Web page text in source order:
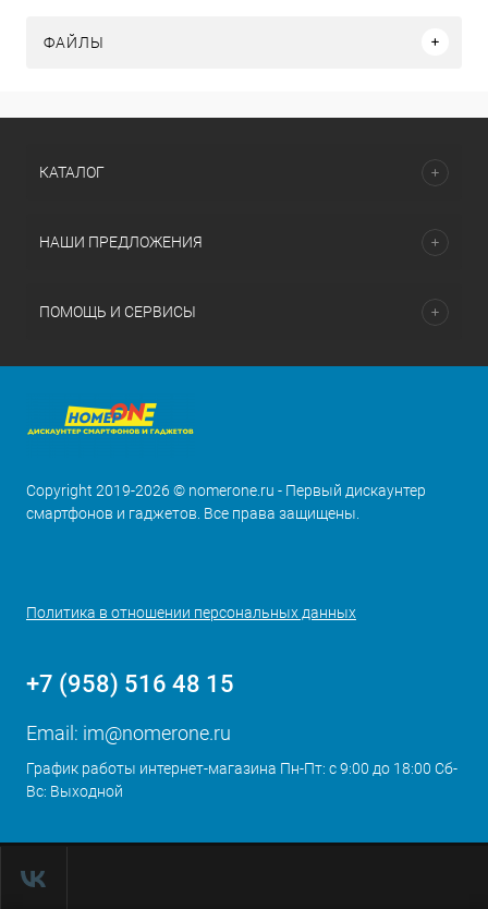
ФАЙЛЫ
КАТАЛОГ
НАШИ ПРЕДЛОЖЕНИЯ
ПОМОЩЬ И СЕРВИСЫ
Copyright 2019-2026 © nomerone.ru - Первый дискаунтер
смартфонов и гаджетов. Все права защищены.
Политика в отношении персональных данных
+7 (958) 516 48 15
Email: im@nomerone.ru
График работы интернет-магазина Пн-Пт: с 9:00 до 18:00 Сб-
Вс: Выходной